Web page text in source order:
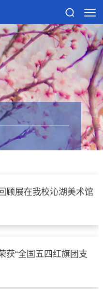
顾展在我校沁湖美术馆
获“全国五四红旗团支